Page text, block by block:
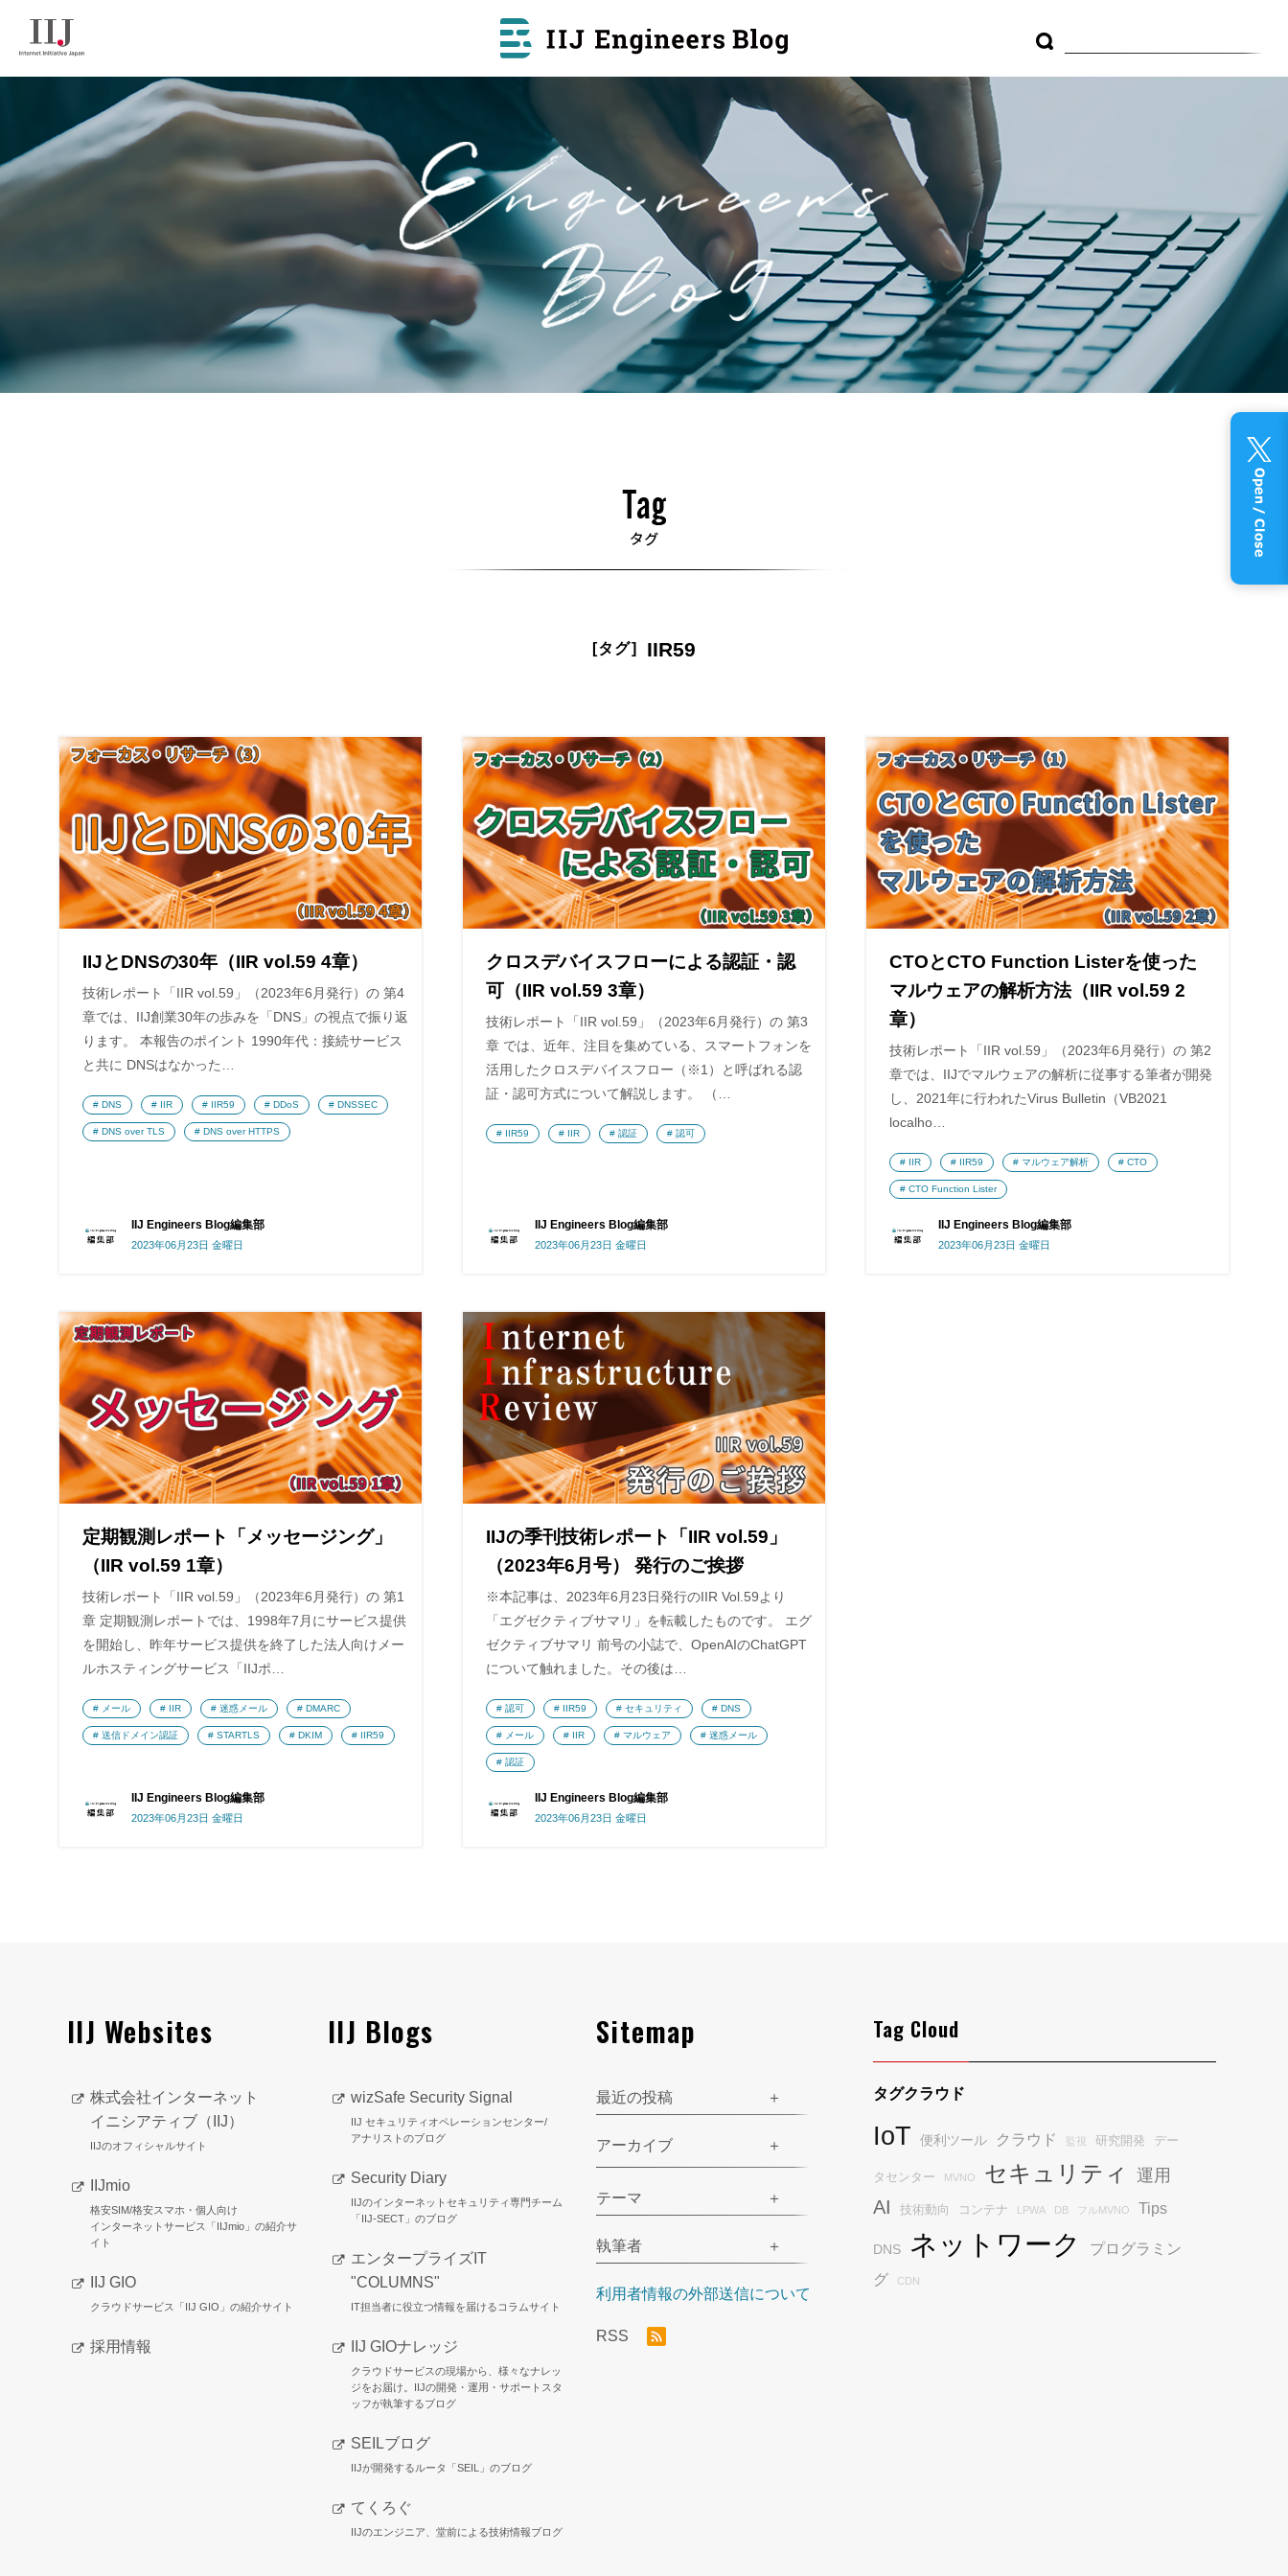
[タグ] IIR59
IIJとDNSの30年（IIR vol.59 4章）
技術レポート「IIR vol.59」（2023年6月発行）の 第4
章では、IIJ創業30年の歩みを「DNS」の視点で振り返
ります。 本報告のポイント 1990年代：接続サービス
と共に DNSはなかった…
IIJ Engineers Blog編集部
2023年06月23日 金曜日
DNS IIR IIR59 DDoS DNSSEC
DNS over TLS DNS over HTTPS
クロスデバイスフローによる認証・認
可（IIR vol.59 3章）
技術レポート「IIR vol.59」（2023年6月発行）の 第3
章 では、近年、注目を集めている、スマートフォンを
活用したクロスデバイスフロー（※1）と呼ばれる認
証・認可方式について解説します。 （…
IIJ Engineers Blog編集部
2023年06月23日 金曜日
IIR59 IIR 認証 認可
CTOとCTO Function Listerを使った
マルウェアの解析方法（IIR vol.59 2
章）
技術レポート「IIR vol.59」（2023年6月発行）の 第2
章では、IIJでマルウェアの解析に従事する筆者が開発
し、2021年に行われたVirus Bulletin（VB2021
localho…
IIJ Engineers Blog編集部
2023年06月23日 金曜日
IIR IIR59 マルウェア解析 CTO
CTO Function Lister
定期観測レポート「メッセージング」
（IIR vol.59 1章）
技術レポート「IIR vol.59」（2023年6月発行）の 第1
章 定期観測レポートでは、1998年7月にサービス提供
を開始し、昨年サービス提供を終了した法人向けメー
ルホスティングサービス「IIJポ…
IIJ Engineers Blog編集部
2023年06月23日 金曜日
メール IIR 迷惑メール DMARC
送信ドメイン認証 STARTLS DKIM IIR59
IIJの季刊技術レポート「IIR vol.59」
（2023年6月号） 発行のご挨拶
※本記事は、2023年6月23日発行のIIR Vol.59より
「エグゼクティブサマリ」を転載したものです。 エグ
ゼクティブサマリ 前号の小誌で、OpenAIのChatGPT
について触れました。その後は…
IIJ Engineers Blog編集部
2023年06月23日 金曜日
認可 IIR59 セキュリティ DNS
メール IIR マルウェア 迷惑メール
認証
IIJ Websites
株式会社インターネット
イニシアティブ（IIJ）
IIJのオフィシャルサイト
IIJmio
格安SIM/格安スマホ・個人向け
インターネットサービス「IIJmio」の紹介サ
イト
IIJ GIO
クラウドサービス「IIJ GIO」の紹介サイト
採用情報
IIJ Blogs
wizSafe Security Signal
IIJ セキュリティオペレーションセンター/
アナリストのブログ
Security Diary
IIJのインターネットセキュリティ専門チーム
「IIJ-SECT」のブログ
エンタープライズIT
"COLUMNS"
IT担当者に役立つ情報を届けるコラムサイト
IIJ GIOナレッジ
クラウドサービスの現場から、様々なナレッ
ジをお届け。IIJの開発・運用・サポートスタ
ッフが執筆するブログ
SEILブログ
IIJが開発するルータ「SEIL」のブログ
てくろぐ
IIJのエンジニア、堂前による技術情報ブログ
Sitemap
最近の投稿
アーカイブ
テーマ
執筆者
利用者情報の外部送信について
RSS
Tag Cloud
タグクラウド
IoT 便利ツール クラウド 監視 研究開発 デー
タセンター MVNO セキュリティ 運用
AI 技術動向 コンテナ LPWA DB フルMVNO Tips
DNS ネットワーク
プログラミン
グ
CDN